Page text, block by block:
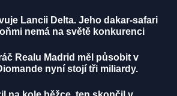
Lancii Delta. Jeho dakar-safari
nemá na světě konkurenci
Realu Madrid měl působit v
nyní stojí tři miliardy.